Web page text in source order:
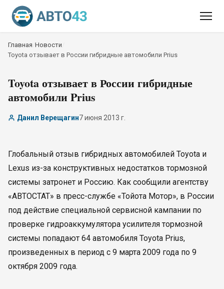
Главная Новости
Toyota отзывает в России гибридные автомобили Prius
Toyota отзывает в России гибридные
автомобили Prius
Данил Верещагин7 июня 2013 г.
Глобальный отзыв гибридных автомобилей Toyota и
Lexus из-за конструктивных недостатков тормозной
системы затронет и Россию. Как сообщили агентству
«АВТОСТАТ» в пресс-службе «Тойота Мотор», в России
под действие специальной сервисной кампании по
проверке гидроаккумулятора усилителя тормозной
системы попадают 64 автомобиля Toyota Prius,
произведенных в период с 9 марта 2009 года по 9
октября 2009 года.